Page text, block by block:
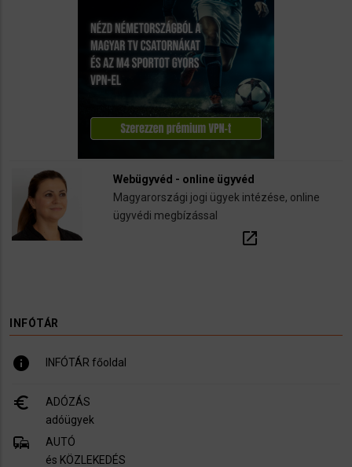
Webügyvéd - online ügyvéd
Magyarországi jogi ügyek intézése, online
ügyvédi megbízással
open_in_new
INFÓTÁR
info INFÓTÁR főoldal
euro_symbol
ADÓZÁS
adóügyek
commute
AUTÓ
és KÖZLEKEDÉS